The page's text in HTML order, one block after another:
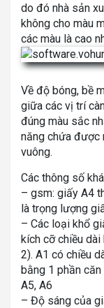
do đó nhà sản
không cho màu
các màu là cao
Về độ bóng, bề
giữa các vị trí
đúng màu sắc
năng chứa được
vuông.
Các thông số
– gsm: giấy A4
là trọng lượng
– Các loại khổ
kích cỡ chiều
2). A1 có chiều
bằng 1 phần
A5, A6
– Độ sáng của